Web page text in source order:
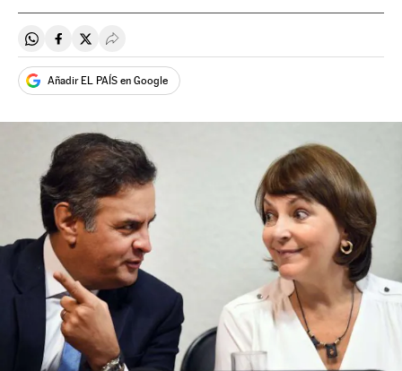
Compartir en Whatsapp
Compartir en Facebook
Compartir en Twitter
Desplegar Redes Sociales
Añadir EL PAÍS en Google